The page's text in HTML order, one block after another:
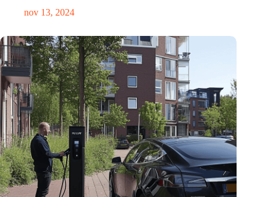
nov 13, 2024